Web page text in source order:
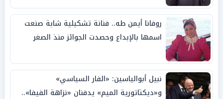
روفانا أيمن طه.. فنانة تشكيلية شابة صنعت
اسمها بالإبداع وحصدت الجوائز منذ الصغر
نبيل أبوالياسين: «الفار السياسي»
و«ديكتاتورية الميم» يدفنان «نزاهة الفيفا»..